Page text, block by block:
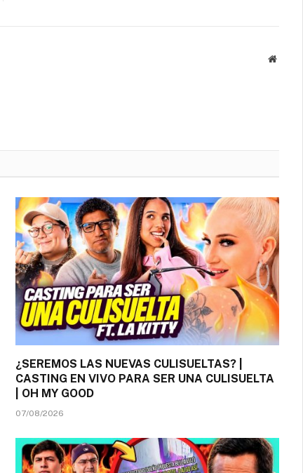
Website
¿SEREMOS LAS NUEVAS CULISUELTAS? |
CASTING EN VIVO PARA SER UNA CULISUELTA
| OH MY GOOD
07/08/2026